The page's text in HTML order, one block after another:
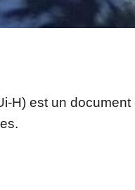
H) est un